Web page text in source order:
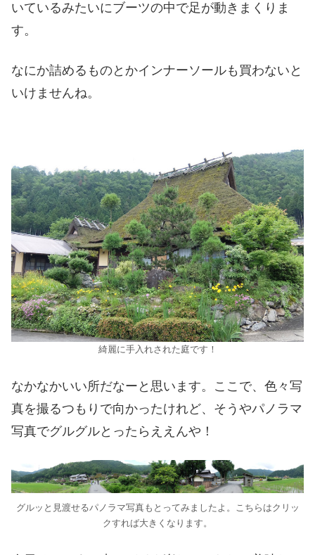
いているみたいにブーツの中で足が動きまくりま
す。
なにか詰めるものとかインナーソールも買わないと
いけませんね。
綺麗に手入れされた庭です！
なかなかいい所だなーと思います。ここで、色々写
真を撮るつもりで向かったけれど、そうやパノラマ
写真でグルグルとったらええんや！
グルッと見渡せるパノラマ写真もとってみましたよ。こちらはクリッ
クすれば大きくなります。